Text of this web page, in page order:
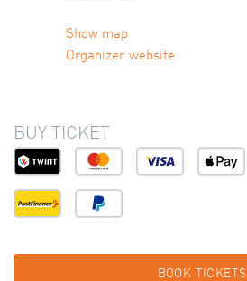
Show map
Organizer website
BUY TICKET
BOOK TICKETS